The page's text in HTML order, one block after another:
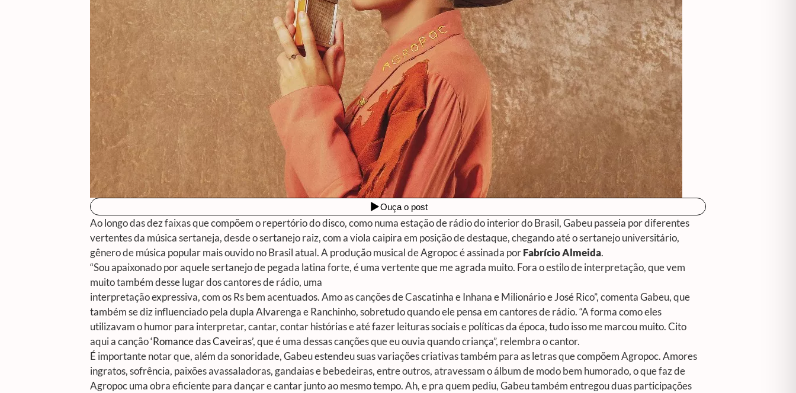
Ao longo das dez faixas que compõem o repertório do disco, como numa estação de rádio do interior do Brasil, Gabeu passeia por diferentes
vertentes da música sertaneja, desde o sertanejo raiz, com a viola caipira em posição de destaque, chegando até o sertanejo universitário,
gênero de música popular mais ouvido no Brasil atual. A produção musical deAgropocé assinada porFabrício Almeida.
“Sou apaixonado por aquele sertanejo de pegada latina forte, é uma vertente que me agrada muito. Fora o estilo de interpretação, que vem
muito também desse lugar dos cantores de rádio, uma
interpretação expressiva, com os Rs bem acentuados. Amo as canções de Cascatinha e Inhana e Milionário e José Rico”, comenta Gabeu, que
também se diz influenciado pela dupla Alvarenga e Ranchinho, sobretudo quando ele pensa em cantores de rádio. “A forma como eles
utilizavam o humor para interpretar, cantar, contar histórias e até fazer leituras sociais e políticas da época, tudo isso me marcou muito. Cito
aqui a canção‘Romance das Caveiras’, que é uma dessas canções que eu ouvia quando criança”, relembra o cantor.
É importante notar que, além da sonoridade, Gabeu estendeu suas variações criativas também para as letras que compõemAgropoc. Amores
ingratos, sofrência, paixões avassaladoras, gandaias e bebedeiras, entre outros, atravessam o álbum de modo bem humorado, o que faz de
Agropocuma obra eficiente para dançar e cantar junto ao mesmo tempo. Ah, e pra quem pediu, Gabeu também entregou duas participações